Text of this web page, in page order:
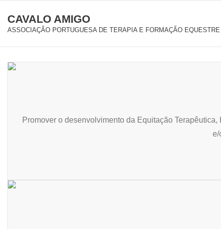
CAVALO AMIGO
ASSOCIAÇÃO PORTUGUESA DE TERAPIA E FORMAÇÃO EQUESTRE
Promover o desenvolvimento da Equitação
e/